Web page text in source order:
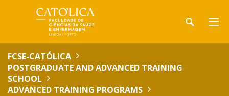
FCSE-CATÓLICA
POSTGRADUATE AND ADVANCED TRAINING
SCHOOL
ADVANCED TRAINING PROGRAMS